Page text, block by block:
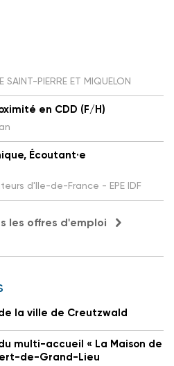
SAINT-PIERRE ET MIQUELON
en CDD (F/H)
Écoutant·e
d'Ile-de-France - EPE IDF
les offres d'emploi
la ville de Creutzwald
multi-accueil « La Maison de
de-Grand-Lieu